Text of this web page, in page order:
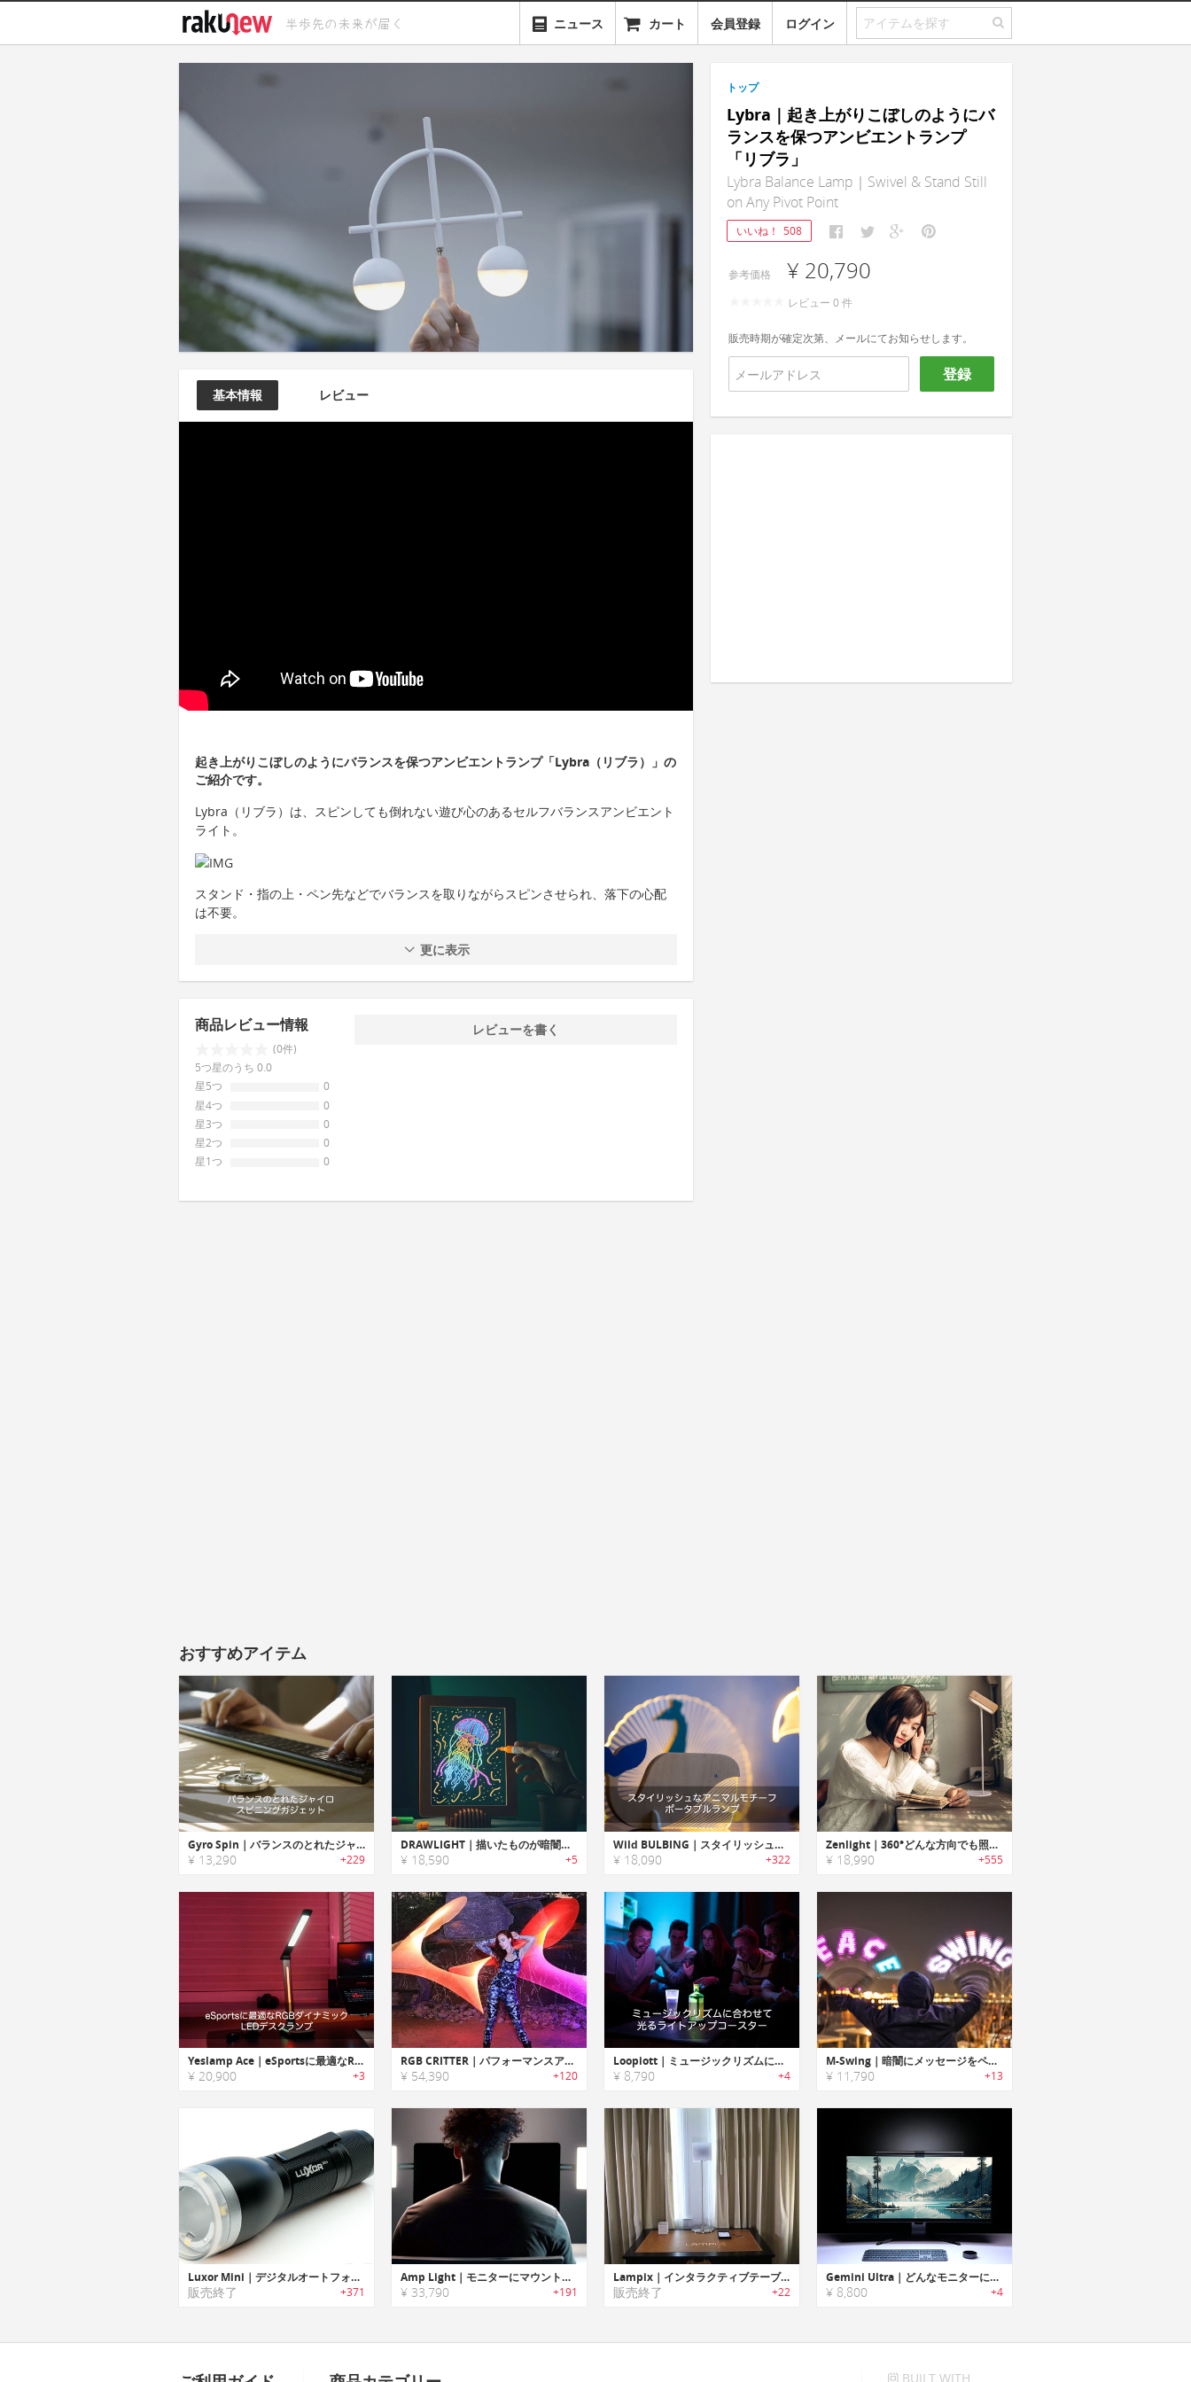
ニュース カート 会員登録 ログイン
基本情報 レビュー
起き上がりこぼしのようにバランスを保つアンビエントランプ「Lybra（リブラ）」の
ご紹介です。
Lybra（リブラ）は、スピンしても倒れない遊び心のあるセルフバランスアンビエント
ライト。
スタンド・指の上・ペン先などでバランスを取りながらスピンさせられ、落下の心配
は不要。
更に表示
商品レビュー情報
(0件)
5つ星のうち 0.0
星5つ
0
星4つ
0
星3つ
0
星2つ
0
星1つ
0
レビューを書く
トップ
Lybra｜起き上がりこぼしのようにバ
ランスを保つアンビエントランプ
「リブラ」
Lybra Balance Lamp｜Swivel & Stand Still
on Any Pivot Point
いいね！ 508
参考価格 ¥ 20,790
レビュー 0 件
販売時期が確定次第、メールにてお知らせします。
登録
おすすめアイテム
Gyro Spin｜バランスのとれたジャイロスピニングガジェット「ジャイロスピン」
¥ 13,290 +229
DRAWLIGHT｜描いたものが暗闇で浮かび上がるお絵描きライト「ドローライト」
¥ 18,590 +5
Wild BULBING｜スタイリッシュなアニマルモチーフポータブルランプ「ワイルドバルビング」
¥ 18,090 +322
Zenlight｜360°どんな方向でも照らせるナチュラルデザインランプ「ゼンライト」
¥ 18,990 +555
Yeslamp Ace｜eSportsに最適なRGBダイナミックLEDデスクランプ
¥ 20,900 +3
RGB CRITTER｜パフォーマンスアーティストに最適なカラーチェンジRGBフラッシュライト「RGBクリッター」
¥ 54,390 +120
Loopiott｜ミュージックリズムに合わせて光るライトアップコースター「ルーピオット」
¥ 8,790 +4
M-Swing｜暗闇にメッセージをペイントするLEDサインスティック「Mスイング」
¥ 11,790 +13
Luxor Mini｜デジタルオートフォーカス機能搭載スマートポケットフラッシュライト「ルクソーミニ」
販売終了 +371
Amp Light｜モニターにマウントできるWebカメラ用エッジソフトライト「アンプライト」
¥ 33,790 +191
Lampix｜インタラクティブテーブルトップARシステム「ランピックス」
販売終了 +22
Gemini Ultra｜どんなモニターにも対応するデュアルライトソース搭載のライトバー
¥ 8,800 +4
BUILT WITH